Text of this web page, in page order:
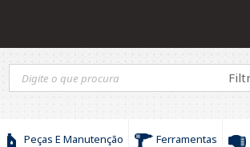
Peças E Manutenção Ferramentas